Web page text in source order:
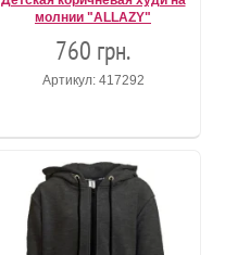
молнии "ALLAZY"
760 грн.
Артикул: 417292